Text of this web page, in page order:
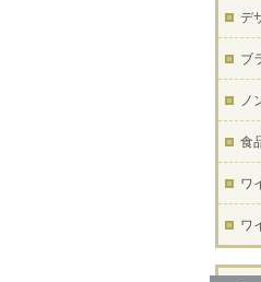
デ
ブ
ノ
食
ワ
ワ